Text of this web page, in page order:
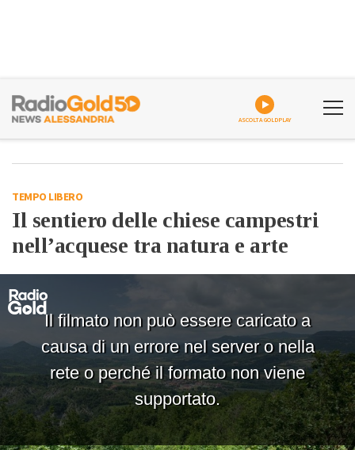
ASCOLTA GOLDPLAY
TEMPO LIBERO
Il sentiero delle chiese campestri
nell’acquese tra natura e arte